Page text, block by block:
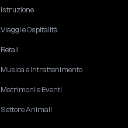
Istruzione
Viaggi e Ospitalità
Retail
Musica e Intrattenimento
Matrimoni e Eventi
Settore Animali